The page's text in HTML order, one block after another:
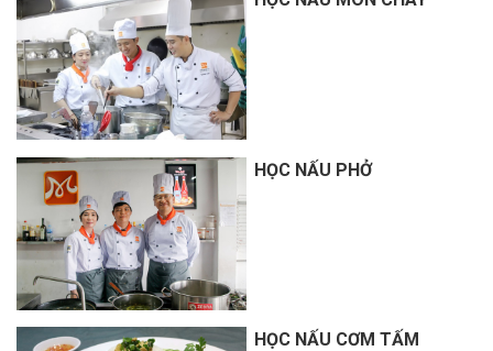
HỌC NẤU PHỞ
HỌC NẤU CƠM TẤM